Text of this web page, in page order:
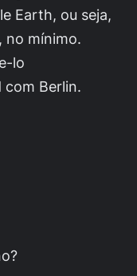
Earth, ou seja,
no mínimo.
lo
com Berlin.